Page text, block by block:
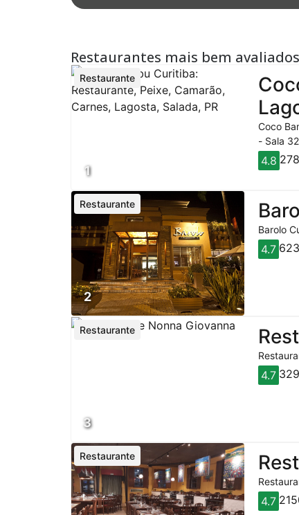
Restaurantes mais bem
1
Restaurante
Coco
- Sala
4.8
2
Restaurante
Barolo
4.7
3
Restaurante
4.7
Restaurante
4.7